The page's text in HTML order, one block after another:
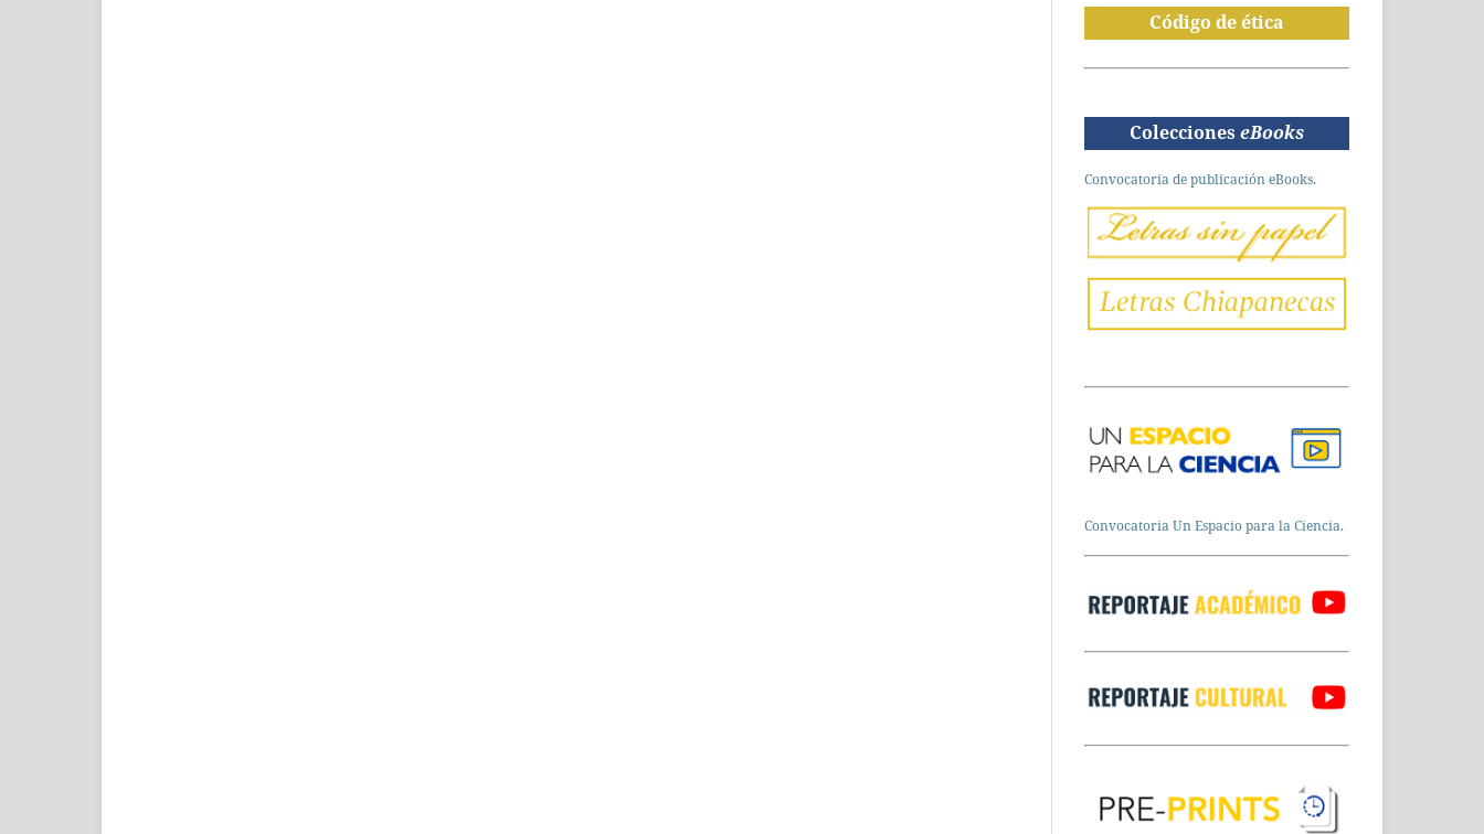
Código de ética
Colecciones eBooks
Convocatoria de publicación eBooks.
Convocatoria Un Espacio para la Ciencia.